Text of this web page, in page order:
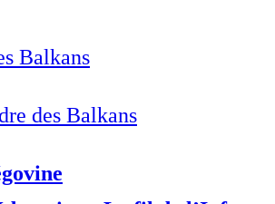
Balkans
des Balkans